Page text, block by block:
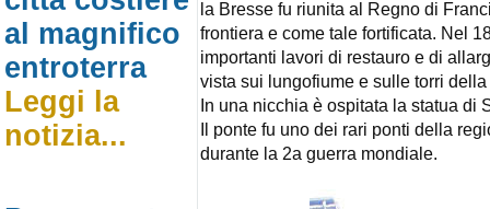
al magnifico
entroterra
Leggi la
notizia...
la Bresse fu riunita al Regno di
frontiera e come tale fortificata. Nel
importanti lavori di restauro e di
vista sui lungofiume e sulle torri
In una nicchia è ospitata la statua di
Il ponte fu uno dei rari ponti della
durante la 2a guerra mondiale.